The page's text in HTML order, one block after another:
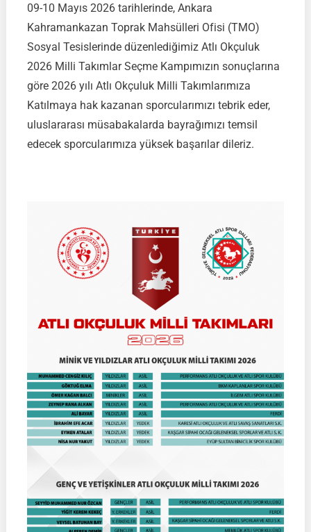
2026
MİLLİ
09-10 Mayıs 2026 tarihlerinde, Ankara
Kahramankazan Toprak Mahsülleri Ofisi (TMO)
Sosyal Tesislerinde düzenlediğimiz Atlı Okçuluk
2026 Milli Takımlar Seçme Kampımızın sonuçlarına
göre 2026 yılı Atlı Okçuluk Milli Takımlarımıza
Katılmaya hak kazanan sporcularımızı tebrik eder,
uluslararası müsabakalarda bayrağımızı temsil
edecek sporcularımıza yüksek başarılar dileriz.